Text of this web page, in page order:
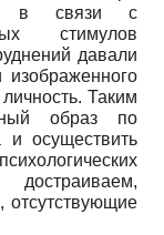
в связи с
стимулов
давали
Таким
образ по
и осуществить
отсутствующие